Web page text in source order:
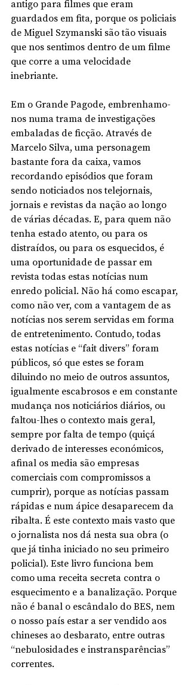
antigo para filmes que eram
guardados em fita, porque os policiais
de Miguel Szymanski são tão visuais
que nos sentimos dentro de um filme
que corre a uma velocidade
inebriante.
Em o Grande Pagode, embrenhamo-
nos numa trama de investigações
embaladas de ficção. Através de
Marcelo Silva, uma personagem
bastante fora da caixa, vamos
recordando episódios que foram
sendo noticiados nos telejornais,
jornais e revistas da nação ao longo
de várias décadas. E, para quem não
tenha estado atento, ou para os
distraídos, ou para os esquecidos, é
uma oportunidade de passar em
revista todas estas notícias num
enredo policial. Não há como escapar,
como não ver, com a vantagem de as
notícias nos serem servidas em forma
de entretenimento. Contudo, todas
estas notícias e “fait divers” foram
públicos, só que estes se foram
diluindo no meio de outros assuntos,
igualmente escabrosos e em constante
mudança nos noticiários diários, ou
faltou-lhes o contexto mais geral,
sempre por falta de tempo (quiçá
derivado de interesses económicos,
afinal os media são empresas
comerciais com compromissos a
cumprir), porque as notícias passam
rápidas e num ápice desaparecem da
ribalta. É este contexto mais vasto que
o jornalista nos dá nesta sua obra (o
que já tinha iniciado no seu primeiro
policial). Este livro funciona bem
como uma receita secreta contra o
esquecimento e a banalização. Porque
não é banal o escândalo do BES, nem
o nosso país estar a ser vendido aos
chineses ao desbarato, entre outras
“nebulosidades e instransparências”
correntes.